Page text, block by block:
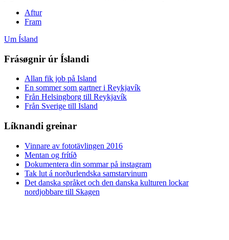
Aftur
Fram
Um Ísland
Frásøgnir úr Íslandi
Allan fik job på Island
En sommer som gartner i Reykjavík
Från Helsingborg till Reykjavík
Från Sverige till Island
Líknandi greinar
Vinnare av fototävlingen 2016
Mentan og frítíð
Dokumentera din sommar på instagram
Tak lut á norðurlendska samstarvinum
Det danska språket och den danska kulturen lockar
nordjobbare till Skagen